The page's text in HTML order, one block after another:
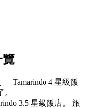
覽
— Tamarindo 4 星級飯
3.5 星級飯店。 旅